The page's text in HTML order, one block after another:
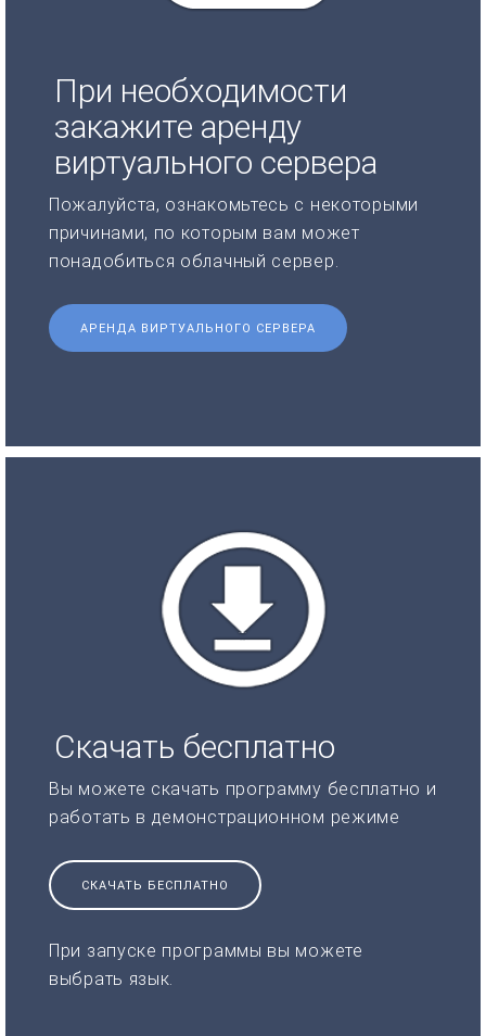
При необходимости
закажите аренду
виртуального сервера
Пожалуйста, ознакомьтесь с некоторыми
причинами, по которым вам может
понадобиться облачный сервер.
АРЕНДА ВИРТУАЛЬНОГО СЕРВЕРА
Скачать бесплатно
Вы можете скачать программу бесплатно и
работать в демонстрационном режиме
СКАЧАТЬ БЕСПЛАТНО
При запуске программы вы можете
выбрать язык.